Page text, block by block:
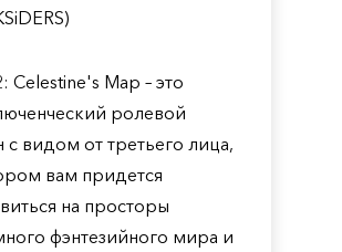
Celestine's Map – это
ролевой
с видом от третьего лица,
вам придется
на просторы
фэнтезийного мира и